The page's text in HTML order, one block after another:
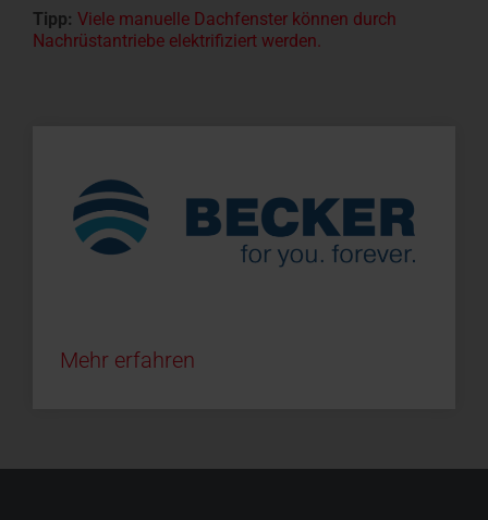
Tipp: Viele manuelle Dachfenster können durch
Nachrüstantriebe elektrifiziert werden.
Mehr erfahren